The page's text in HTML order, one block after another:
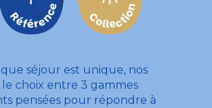
séjour est unique, nos
choix entre 3 gammes
pensées pour répondre à